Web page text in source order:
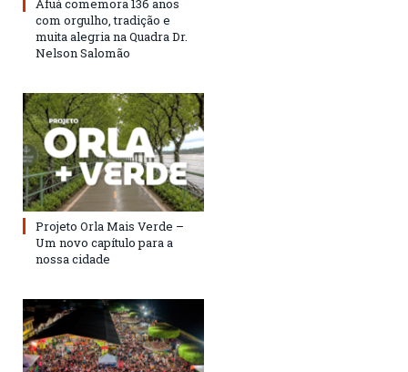
Afuá comemora 136 anos
com orgulho, tradição e
muita alegria na Quadra Dr.
Nelson Salomão
Projeto Orla Mais Verde –
Um novo capítulo para a
nossa cidade